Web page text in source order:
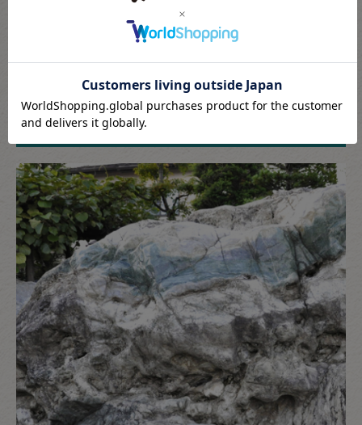
こたきの翡翠が選ばれる理由
日本で最大クラスの貴重な原石を保有